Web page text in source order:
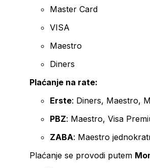
Master Card
VISA
Maestro
Diners
Plaćanje na rate:
Erste: Diners, Maestro,
PBZ: Maestro, Visa
ZABA: Maestro
Plaćanje se provodi putem